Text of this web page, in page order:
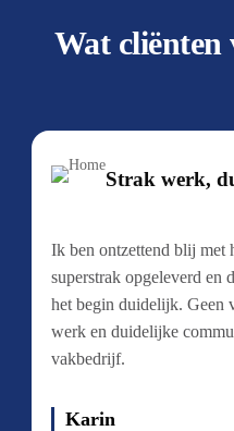
Wat cliënten
Strak werk,
Ik ben ontzettend blij met
superstrak opgeleverd en
het begin duidelijk. Geen
werk en duidelijke
vakbedrijf.
Karin